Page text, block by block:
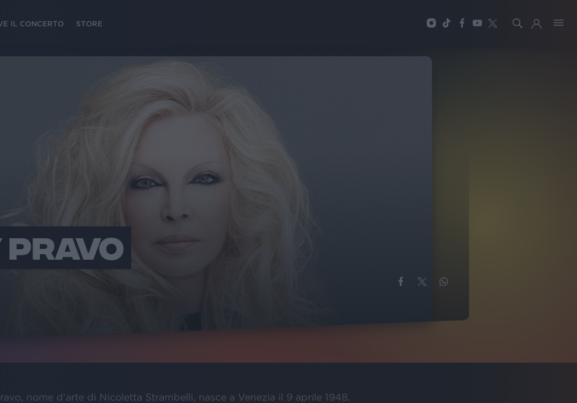
IL CONCERTO STORE
nome d'arte di Nicoletta Strambelli, nasce a Venezia il 9 aprile 1948.